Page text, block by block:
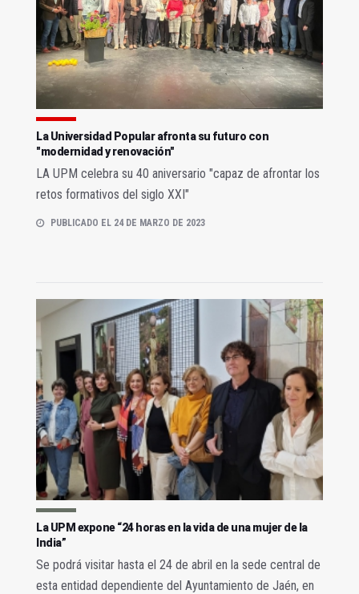
La Universidad Popular afronta su futuro con
"modernidad y renovación"
LA UPM celebra su 40 aniversario "capaz de afrontar los
retos formativos del siglo XXI"
PUBLICADO EL 24 DE MARZO DE 2023
La UPM expone “24 horas en la vida de una mujer de la
India”
Se podrá visitar hasta el 24 de abril en la sede central de
esta entidad dependiente del Ayuntamiento de Jaén, en